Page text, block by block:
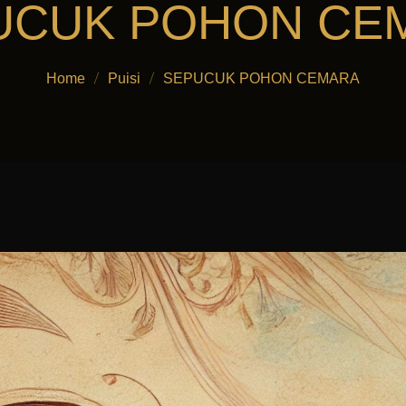
POHON
Home Puisi SEPUCUK POHON CEMARA